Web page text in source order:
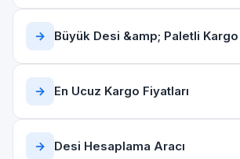
→ Büyük Desi &amp; Paletli
→ En Ucuz Kargo Fiyatları
→ Desi Hesaplama Aracı